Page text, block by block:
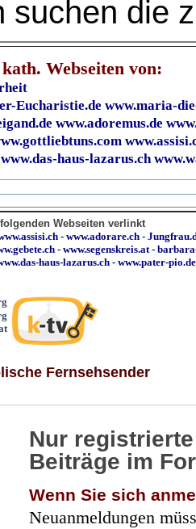
suchen die
Webseiten von:
Eucharistie.de www.maria-
www.adoremus.de
www.das-haus-lazarus.ch
Webseiten verlinkt
- www.adorare.ch -
- www.segenskreis.at-
haus-lazarus.ch - www.pater-pio.de
Fernsehsender
Nur
Beiträge im
Wenn Sie sich
Neuanmeldungen